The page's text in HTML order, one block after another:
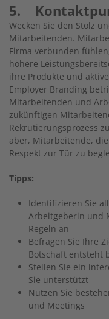
5.
Wecken Sie den Stolz
Mitarbeitenden.
Firma verbunden
höhere
ihre Produkte und
Employer Branding
Mitarbeitenden und
zukünftigen
Rekrutierungsprozess
aber, Mitarbeitende,
Respekt zur Tür zu
Tipps:
Identifizieren Sie
Arbeitgeberin und
Regeln an
Befragen Sie Ihre
Botschaft entsteht
Stellen Sie ein
Sie unterstützt
Nutzen Sie
und Meetings